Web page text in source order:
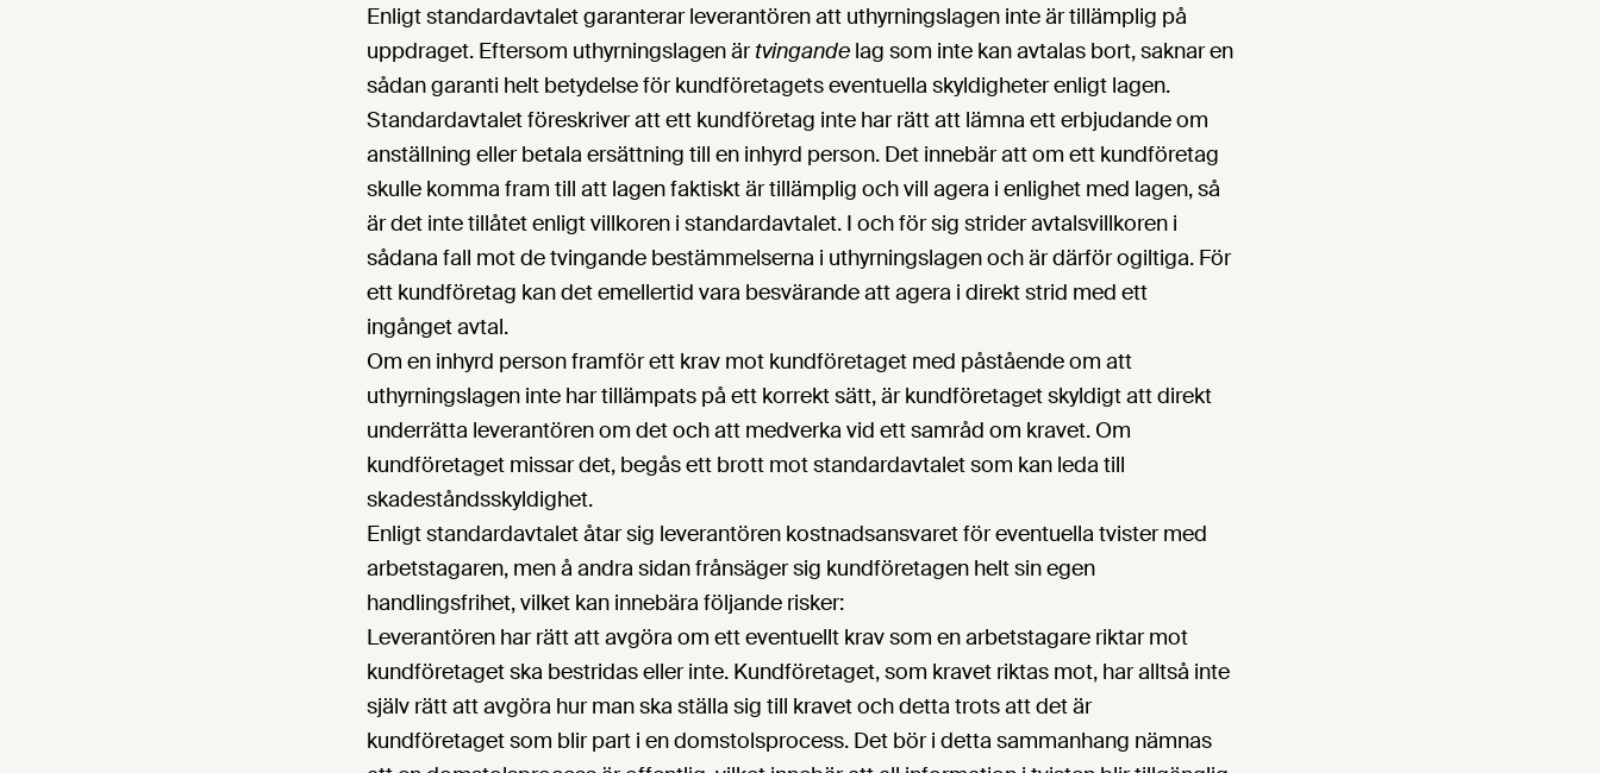
Enligt standardavtalet garanterar leverantören att uthyrningslagen inte är tillämplig på
uppdraget. Eftersom uthyrningslagen ärtvingande lag som inte kan avtalas bort, saknar en
sådan garanti helt betydelse för kundföretagets eventuella skyldigheter enligt lagen.
Standardavtalet föreskriver att ett kundföretag inte har rätt att lämna ett erbjudande om
anställning eller betala ersättning till en inhyrd person. Det innebär att om ett kundföretag
skulle komma fram till att lagen faktiskt är tillämplig och vill agera i enlighet med lagen, så
är det inte tillåtet enligt villkoren i standardavtalet. I och för sig strider avtalsvillkoren i
sådana fall mot de tvingande bestämmelserna i uthyrningslagen och är därför ogiltiga. För
ett kundföretag kan det emellertid vara besvärande att agera i direkt strid med ett
ingånget avtal.
Om en inhyrd person framför ett krav mot kundföretaget med påstående om att
uthyrningslagen inte har tillämpats på ett korrekt sätt, är kundföretaget skyldigt att direkt
underrätta leverantören om det och att medverka vid ett samråd om kravet. Om
kundföretaget missar det, begås ett brott mot standardavtalet som kan leda till
skadeståndsskyldighet.
Enligt standardavtalet åtar sig leverantören kostnadsansvaret för eventuella tvister med
arbetstagaren, men å andra sidan frånsäger sig kundföretagen helt sin egen
handlingsfrihet, vilket kan innebära följande risker:
Leverantören har rätt att avgöra om ett eventuellt krav som en arbetstagare riktar mot
kundföretaget ska bestridas eller inte. Kundföretaget, som kravet riktas mot, har alltså inte
själv rätt att avgöra hur man ska ställa sig till kravet och detta trots att det är
kundföretaget som blir part i en domstolsprocess. Det bör i detta sammanhang nämnas